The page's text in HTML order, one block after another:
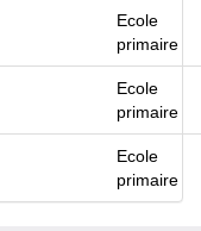
Ecole
primaire
Ecole
primaire
Ecole
primaire